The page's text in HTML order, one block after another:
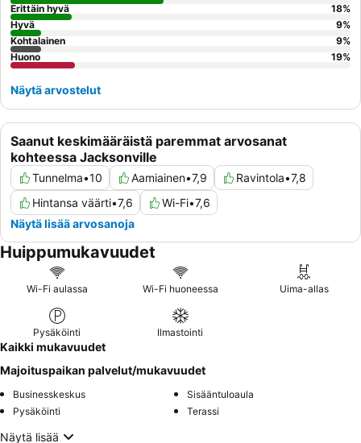
Saanut keskimääräistä paremmat arvosanat
kohteessa Jacksonville
Tunnelma•10 Aamiainen•7,9 Ravintola•7,8
Hintansa väärti•7,6 Wi-Fi•7,6
Näytä lisää arvosanoja
Erittäin hyvä
18%
Hyvä
9%
Kohtalainen
9%
Huono
19%
Näytä arvostelut
Huippumukavuudet
Wi-Fi aulassa Wi-Fi huoneessa Uima-allas
Pysäköinti Ilmastointi
Kaikki mukavuudet
Majoituspaikan palvelut/mukavuudet
Businesskeskus
Sisääntuloaula
Pysäköinti
Terassi
Näytä lisää